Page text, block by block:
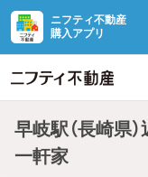
ニフティ不動産
購入アプリ
早岐駅（長崎県
一軒家